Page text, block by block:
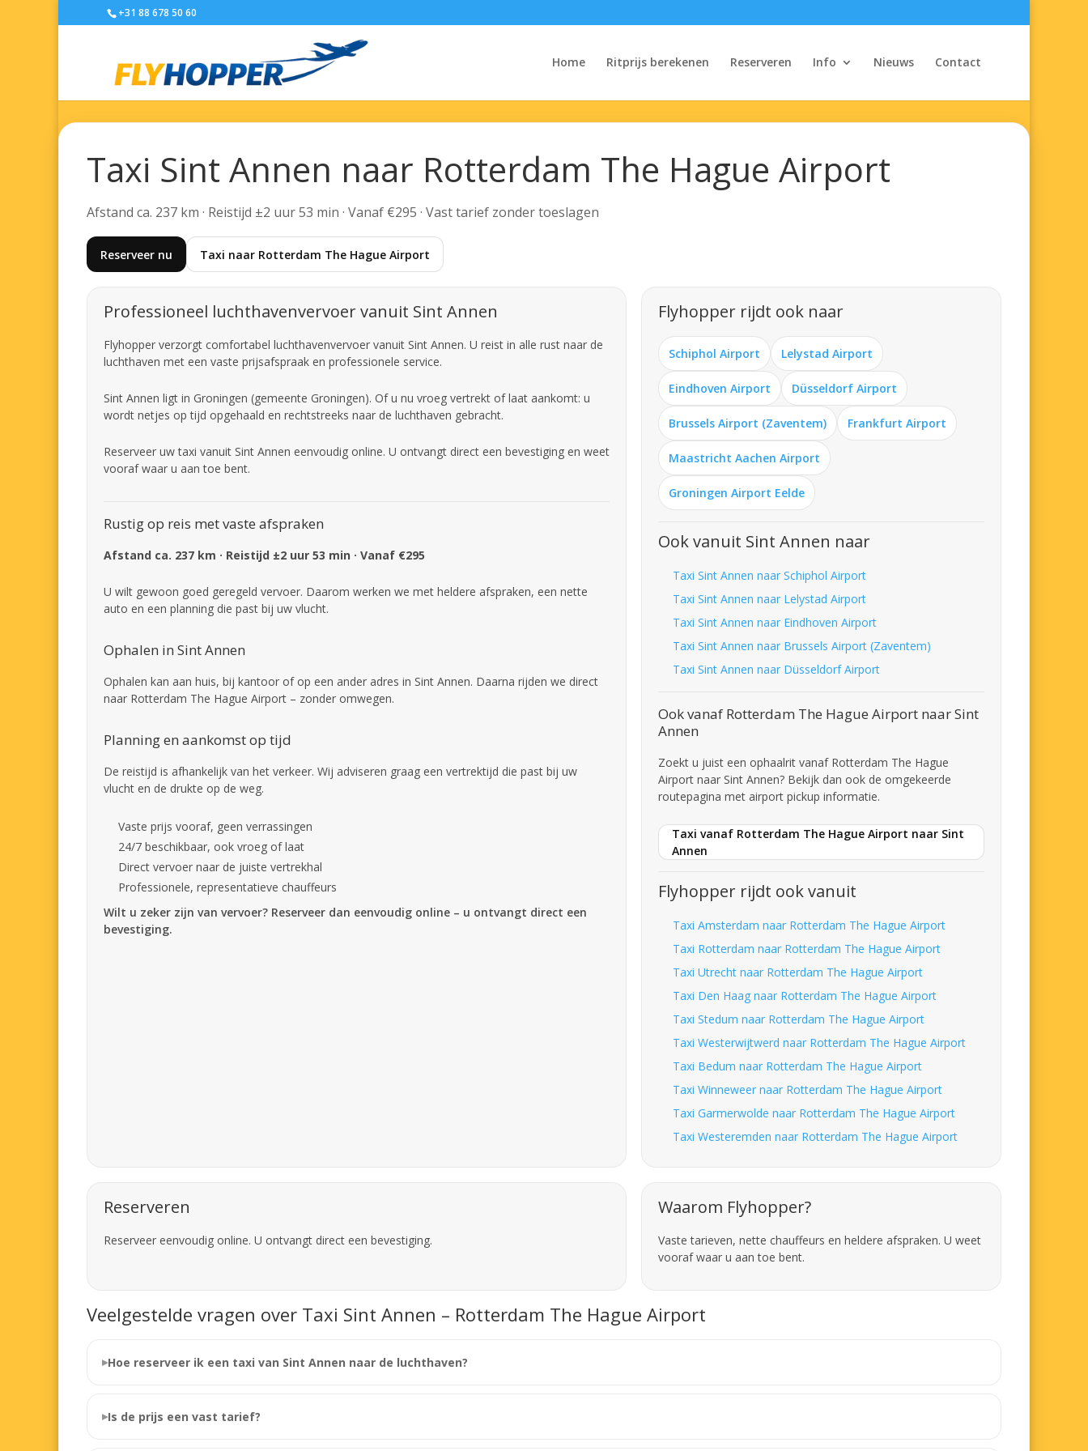
+31 88 678 50 60
Home Ritprijs berekenen Reserveren Info Nieuws Contact
Taxi Sint Annen naar Rotterdam The Hague Airport
Afstand ca. 237 km · Reistijd ±2 uur 53 min · Vanaf €295 · Vast tarief zonder toeslagen
Reserveer nu Taxi naar Rotterdam The Hague Airport
Professioneel luchthavenvervoer vanuit Sint Annen
Flyhopper verzorgt comfortabel luchthavenvervoer vanuit Sint Annen. U reist in alle rust naar de
luchthaven met een vaste prijsafspraak en professionele service.
Sint Annen ligt in Groningen (gemeente Groningen). Of u nu vroeg vertrekt of laat aankomt: u
wordt netjes op tijd opgehaald en rechtstreeks naar de luchthaven gebracht.
Reserveer uw taxi vanuit Sint Annen eenvoudig online. U ontvangt direct een bevestiging en weet
vooraf waar u aan toe bent.
Rustig op reis met vaste afspraken
Afstand ca. 237 km · Reistijd ±2 uur 53 min · Vanaf €295
U wilt gewoon goed geregeld vervoer. Daarom werken we met heldere afspraken, een nette
auto en een planning die past bij uw vlucht.
Ophalen in Sint Annen
Ophalen kan aan huis, bij kantoor of op een ander adres in Sint Annen. Daarna rijden we direct
naar Rotterdam The Hague Airport – zonder omwegen.
Planning en aankomst op tijd
De reistijd is afhankelijk van het verkeer. Wij adviseren graag een vertrektijd die past bij uw
vlucht en de drukte op de weg.
Vaste prijs vooraf, geen verrassingen
24/7 beschikbaar, ook vroeg of laat
Direct vervoer naar de juiste vertrekhal
Professionele, representatieve chauffeurs
Wilt u zeker zijn van vervoer? Reserveer dan eenvoudig online – u ontvangt direct een
bevestiging.
Flyhopper rijdt ook naar
Schiphol Airport Lelystad Airport
Eindhoven Airport Düsseldorf Airport
Brussels Airport (Zaventem) Frankfurt Airport
Maastricht Aachen Airport
Groningen Airport Eelde
Ook vanuit Sint Annen naar
Taxi Sint Annen naar Schiphol Airport
Taxi Sint Annen naar Lelystad Airport
Taxi Sint Annen naar Eindhoven Airport
Taxi Sint Annen naar Brussels Airport (Zaventem)
Taxi Sint Annen naar Düsseldorf Airport
Ook vanaf Rotterdam The Hague Airport naar Sint
Annen
Zoekt u juist een ophaalrit vanaf Rotterdam The Hague
Airport naar Sint Annen? Bekijk dan ook de omgekeerde
routepagina met airport pickup informatie.
Taxi vanaf Rotterdam The Hague Airport naar Sint
Annen
Flyhopper rijdt ook vanuit
Taxi Amsterdam naar Rotterdam The Hague Airport
Taxi Rotterdam naar Rotterdam The Hague Airport
Taxi Utrecht naar Rotterdam The Hague Airport
Taxi Den Haag naar Rotterdam The Hague Airport
Taxi Stedum naar Rotterdam The Hague Airport
Taxi Westerwijtwerd naar Rotterdam The Hague Airport
Taxi Bedum naar Rotterdam The Hague Airport
Taxi Winneweer naar Rotterdam The Hague Airport
Taxi Garmerwolde naar Rotterdam The Hague Airport
Taxi Westeremden naar Rotterdam The Hague Airport
Reserveren
Reserveer eenvoudig online. U ontvangt direct een bevestiging.
Waarom Flyhopper?
Vaste tarieven, nette chauffeurs en heldere afspraken. U weet
vooraf waar u aan toe bent.
Veelgestelde vragen over Taxi Sint Annen – Rotterdam The Hague Airport
Hoe reserveer ik een taxi van Sint Annen naar de luchthaven?
Is de prijs een vast tarief?